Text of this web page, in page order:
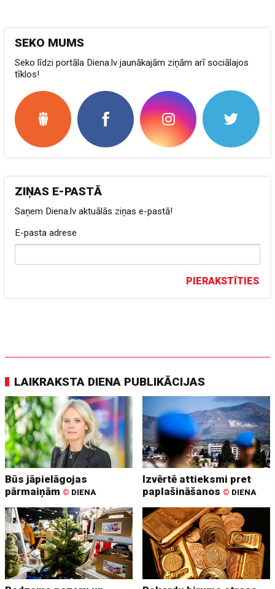
SEKO MUMS
Seko līdzi portāla Diena.lv jaunākajām ziņām arī sociālajos
tīklos!
ZIŅAS E-PASTĀ
Saņem Diena.lv aktuālās ziņas e-pastā!
E-pasta adrese
PIERAKSTĪTIES
LAIKRAKSTA DIENA PUBLIKĀCIJAS
Būs jāpielāgojas
pārmaiņām © DIENA
Izvērtē attieksmi pret
paplašināšanos © DIENA